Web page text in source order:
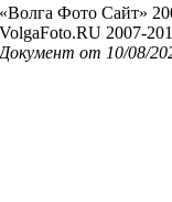
«Волга Фото Сайт»
VolgaFoto.RU 2007-
Документ от 10/08/